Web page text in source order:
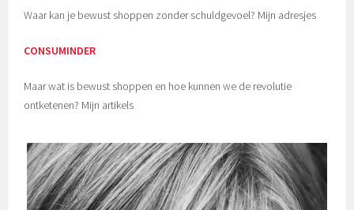
Waar kan je bewust shoppen zonder schuldgevoel? Mijn adresjes
CONSUMINDER
Maar wat is bewust shoppen en hoe kunnen we de revolutie
ontketenen? Mijn artikels